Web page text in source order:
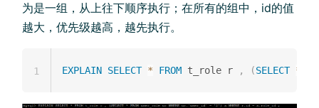
为是一组，从上往下顺序执行；在所有的组中，id的值
越大，优先级越高，越先执行。
EXPLAIN SELECT * FROM t_role r , (SELECT *
1